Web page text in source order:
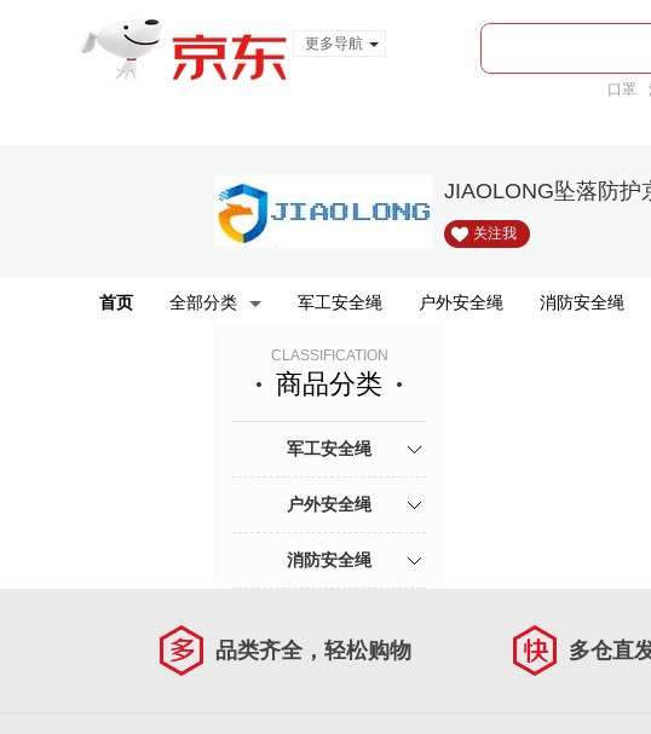
更多导航
口罩
JIAOLONG坠落防护
关注我
首页 全部分类 军工安全绳 户外安全绳 消防安全绳
CLASSIFICATION
商品分类
军工安全绳
户外安全绳
消防安全绳
品类齐全，轻松购物 多仓直